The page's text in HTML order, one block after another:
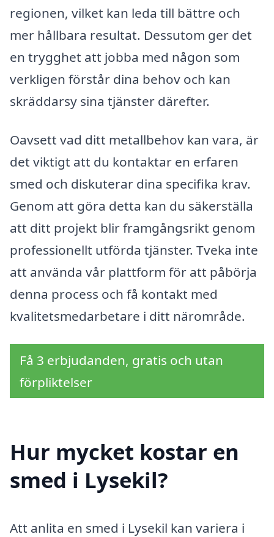
regionen, vilket kan leda till bättre och
mer hållbara resultat. Dessutom ger det
en trygghet att jobba med någon som
verkligen förstår dina behov och kan
skräddarsy sina tjänster därefter.
Oavsett vad ditt metallbehov kan vara, är
det viktigt att du kontaktar en erfaren
smed och diskuterar dina specifika krav.
Genom att göra detta kan du säkerställa
att ditt projekt blir framgångsrikt genom
professionellt utförda tjänster. Tveka inte
att använda vår plattform för att påbörja
denna process och få kontakt med
kvalitetsmedarbetare i ditt närområde.
Få 3 erbjudanden, gratis och utan
förpliktelser
Hur mycket kostar en
smed i Lysekil?
Att anlita en smed i Lysekil kan variera i